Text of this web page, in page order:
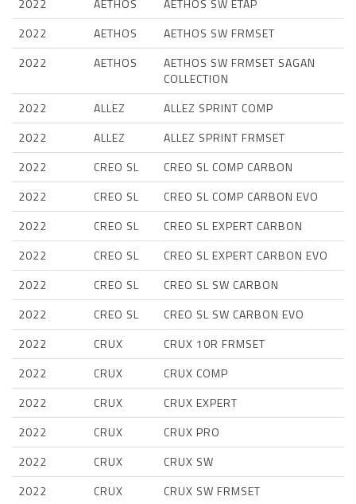
2022
AETHOS
AETHOS SW FRMSET
2022
AETHOS
AETHOS SW FRMSET SAGAN
COLLECTION
2022
ALLEZ
ALLEZ SPRINT COMP
2022
ALLEZ
ALLEZ SPRINT FRMSET
2022
CREO SL
CREO SL COMP CARBON
2022
CREO SL
CREO SL COMP CARBON EVO
2022
CREO SL
CREO SL EXPERT CARBON
2022
CREO SL
CREO SL EXPERT CARBON EVO
2022
CREO SL
CREO SL SW CARBON
2022
CREO SL
CREO SL SW CARBON EVO
2022
CRUX
CRUX 10R FRMSET
2022
CRUX
CRUX COMP
2022
CRUX
CRUX EXPERT
2022
CRUX
CRUX PRO
2022
CRUX
CRUX SW
2022
CRUX
CRUX SW FRMSET